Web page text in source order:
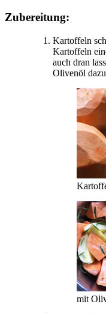
Zubereitung:
Kartoffeln
Kartoffeln
auch dran
Olivenöl
mit